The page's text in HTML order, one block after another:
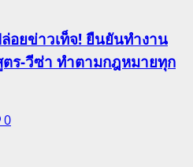
อยข่าวเท็จ! ยืนยันทำงาน
ร-วีซ่า ทำตามกฎหมายทุก
0